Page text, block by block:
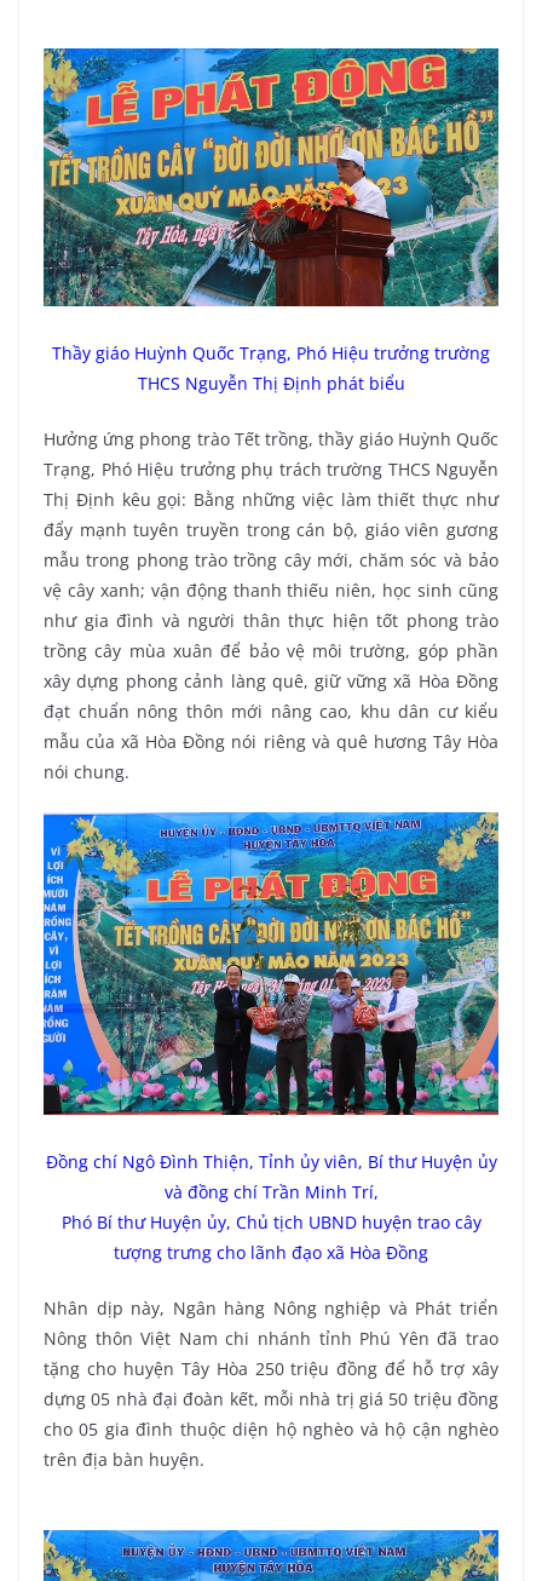
Thầy giáo Huỳnh Quốc Trạng, Phó Hiệu trưởng trường
THCS Nguyễn Thị Định phát biểu
Hưởng ứng phong trào Tết trồng, thầy giáo Huỳnh Quốc
Trạng, Phó Hiệu trưởng phụ trách trường THCS Nguyễn
Thị Định kêu gọi: Bằng những việc làm thiết thực như
đẩy mạnh tuyên truyền trong cán bộ, giáo viên gương
mẫu trong phong trào trồng cây mới, chăm sóc và bảo
vệ cây xanh; vận động thanh thiếu niên, học sinh cũng
như gia đình và người thân thực hiện tốt phong trào
trồng cây mùa xuân để bảo vệ môi trường, góp phần
xây dựng phong cảnh làng quê, giữ vững xã Hòa Đồng
đạt chuẩn nông thôn mới nâng cao, khu dân cư kiểu
mẫu của xã Hòa Đồng nói riêng và quê hương Tây Hòa
nói chung.
Đồng chí Ngô Đình Thiện, Tỉnh ủy viên, Bí thư Huyện ủy
và đồng chí Trần Minh Trí,
Phó Bí thư Huyện ủy, Chủ tịch UBND huyện trao cây
tượng trưng cho lãnh đạo xã Hòa Đồng
Nhân dịp này, Ngân hàng Nông nghiệp và Phát triển
Nông thôn Việt Nam chi nhánh tỉnh Phú Yên đã trao
tặng cho huyện Tây Hòa 250 triệu đồng để hỗ trợ xây
dựng 05 nhà đại đoàn kết, mỗi nhà trị giá 50 triệu đồng
cho 05 gia đình thuộc diện hộ nghèo và hộ cận nghèo
trên địa bàn huyện.